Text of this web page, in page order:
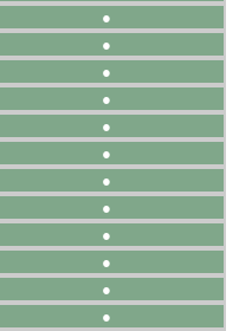
●
●
●
●
●
●
●
●
●
●
●
●